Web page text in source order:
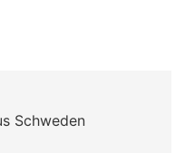
Schweden